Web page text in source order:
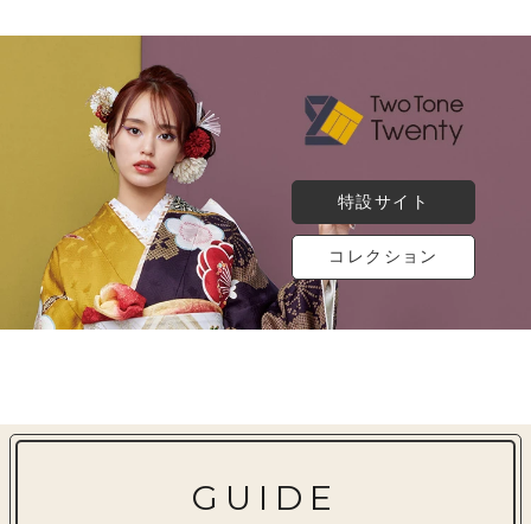
特設サイト
コレクション
GUIDE